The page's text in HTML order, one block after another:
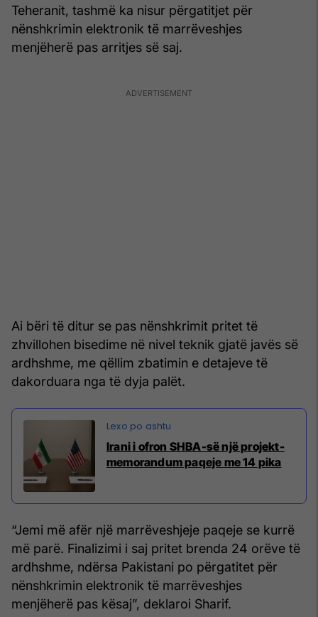
Teheranit, tashmë ka nisur përgatitjet për
nënshkrimin elektronik të marrëveshjes
menjëherë pas arritjes së saj.
Ai bëri të ditur se pas nënshkrimit pritet të
zhvillohen bisedime në nivel teknik gjatë javës së
ardhshme, me qëllim zbatimin e detajeve të
dakorduara nga të dyja palët.
Irani i ofron SHBA-së një projekt-
memorandum paqeje me 14 pika
“Jemi më afër një marrëveshjeje paqeje se kurrë
më parë. Finalizimi i saj pritet brenda 24 orëve të
ardhshme, ndërsa Pakistani po përgatitet për
nënshkrimin elektronik të marrëveshjes
menjëherë pas kësaj”, deklaroi Sharif.